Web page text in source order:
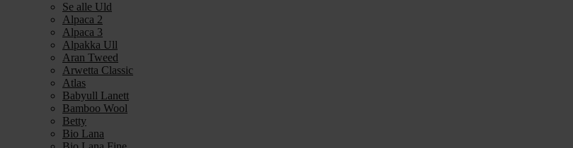
Se alle Uld
Alpaca 2
Alpaca 3
Alpakka Ull
Aran Tweed
Arwetta Classic
Atlas
Babyull Lanett
Bamboo Wool
Betty
Bio Lana